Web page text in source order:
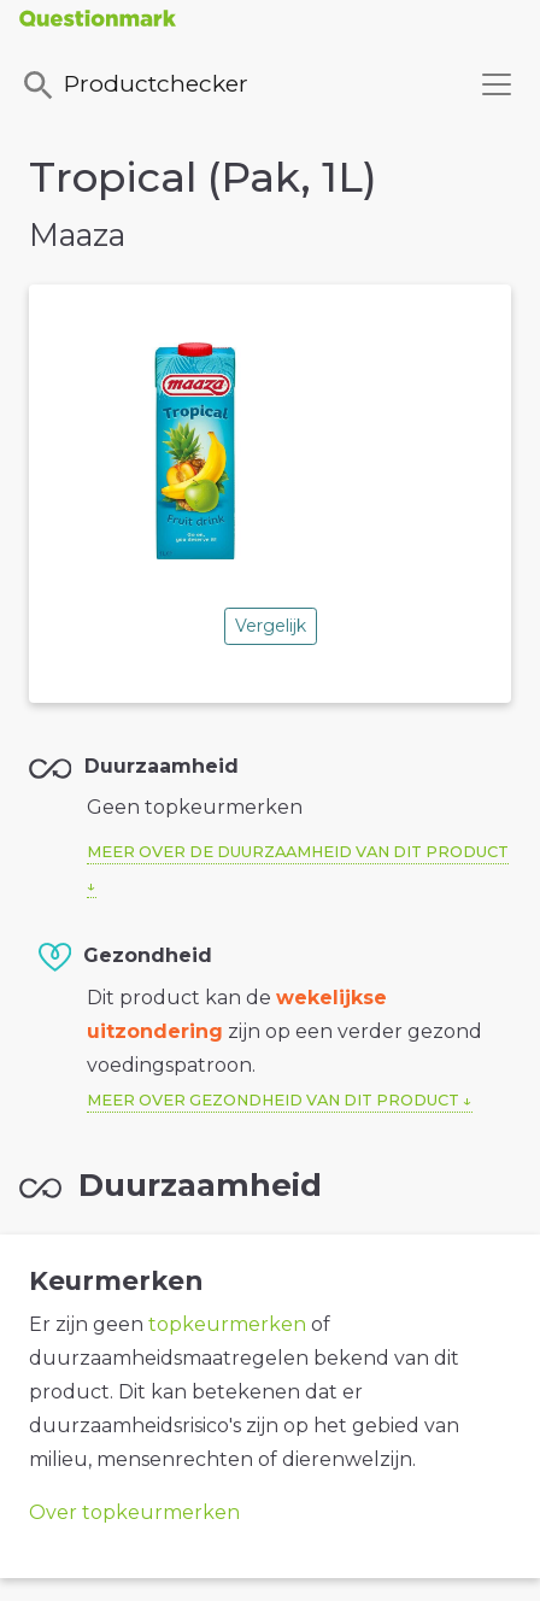
Productchecker
Tropical (Pak, 1L)
Maaza
Vergelijk
Duurzaamheid
Geen topkeurmerken
MEER OVER DE DUURZAAMHEID VAN DIT PRODUCT
Gezondheid
Dit product kan de wekelijkse
uitzondering zijn op een verder gezond
voedingspatroon.
MEER OVER GEZONDHEID VAN DIT PRODUCT
Duurzaamheid
Keurmerken
Er zijn geen topkeurmerken of
duurzaamheidsmaatregelen bekend van dit
product. Dit kan betekenen dat er
duurzaamheidsrisico's zijn op het gebied van
milieu, mensenrechten of dierenwelzijn.
Over topkeurmerken